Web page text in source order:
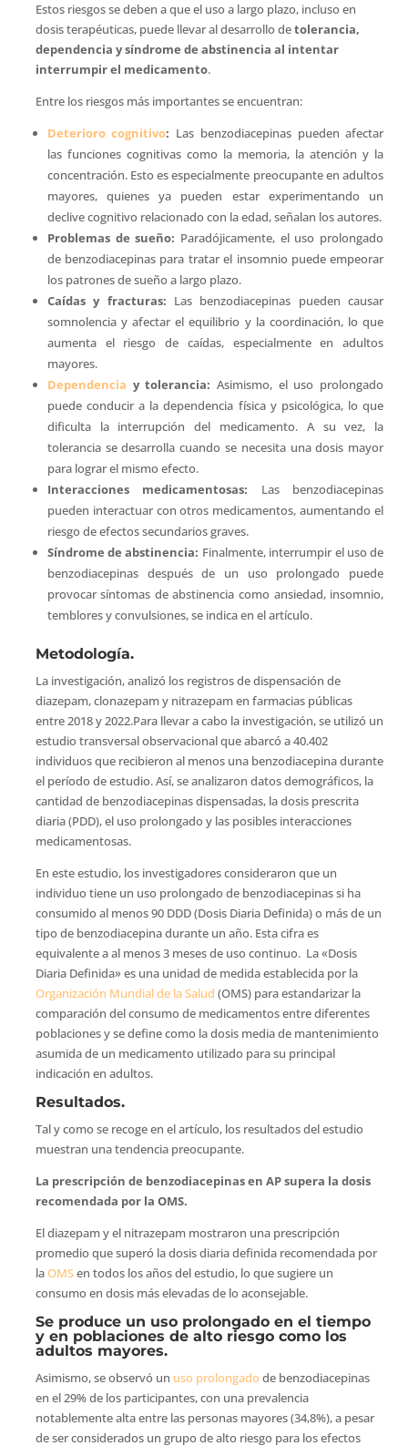
Estos riesgos se deben a que el uso a largo plazo, incluso en
dosis terapéuticas, puede llevar al desarrollo detolerancia,
dependencia y síndrome de abstinencia al intentar
interrumpir el medicamento.
Entre los riesgos más importantes se encuentran:
Deterioro cognitivo: Las benzodiacepinas pueden afectar
las funciones cognitivas como la memoria, la atención y la
concentración. Esto es especialmente preocupante en adultos
mayores, quienes ya pueden estar experimentando un
declive cognitivo relacionado con la edad, señalan los autores.
Problemas de sueño: Paradójicamente, el uso prolongado
de benzodiacepinas para tratar el insomnio puede empeorar
los patrones de sueño a largo plazo.
Caídas y fracturas: Las benzodiacepinas pueden causar
somnolencia y afectar el equilibrio y la coordinación, lo que
aumenta el riesgo de caídas, especialmente en adultos
mayores.
Dependencia y tolerancia: Asimismo, el uso prolongado
puede conducir a la dependencia física y psicológica, lo que
dificulta la interrupción del medicamento. A su vez, la
tolerancia se desarrolla cuando se necesita una dosis mayor
para lograr el mismo efecto.
Interacciones medicamentosas: Las benzodiacepinas
pueden interactuar con otros medicamentos, aumentando el
riesgo de efectos secundarios graves.
Síndrome de abstinencia: Finalmente, interrumpir el uso de
benzodiacepinas después de un uso prolongado puede
provocar síntomas de abstinencia como ansiedad, insomnio,
temblores y convulsiones, se indica en el artículo.
Metodología.
La investigación, analizó los registros de dispensación de
diazepam, clonazepam y nitrazepam en farmacias públicas
entre 2018 y 2022.Para llevar a cabo la investigación, se utilizó un
estudio transversal observacional que abarcó a 40.402
individuos que recibieron al menos una benzodiacepina durante
el período de estudio. Así, se analizaron datos demográficos, la
cantidad de benzodiacepinas dispensadas, la dosis prescrita
diaria (PDD), el uso prolongado y las posibles interacciones
medicamentosas.
En este estudio, los investigadores consideraron que un
individuo tiene un uso prolongado de benzodiacepinas si ha
consumido al menos 90 DDD (Dosis Diaria Definida) o más de un
tipo de benzodiacepina durante un año. Esta cifra es
equivalente a al menos 3 meses de uso continuo. La «Dosis
Diaria Definida» es una unidad de medida establecida por la
Organización Mundial de la Salud (OMS) para estandarizar la
comparación del consumo de medicamentos entre diferentes
poblaciones y se define como la dosis media de mantenimiento
asumida de un medicamento utilizado para su principal
indicación en adultos.
Resultados.
Tal y como se recoge en el artículo, los resultados del estudio
muestran una tendencia preocupante.
La prescripción de benzodiacepinas en AP supera la dosis
recomendada por la OMS.
El diazepam y el nitrazepam mostraron una prescripción
promedio que superó la dosis diaria definida recomendada por
laOMSen todos los años del estudio, lo que sugiere un
consumo en dosis más elevadas de lo aconsejable.
Se produce un uso prolongado en el tiempo
y en poblaciones de alto riesgo como los
adultos mayores.
Asimismo, se observó un uso prolongado de benzodiacepinas
en el 29% de los participantes, con una prevalencia
notablemente alta entre las personas mayores (34,8%), a pesar
de ser considerados un grupo de alto riesgo para los efectos